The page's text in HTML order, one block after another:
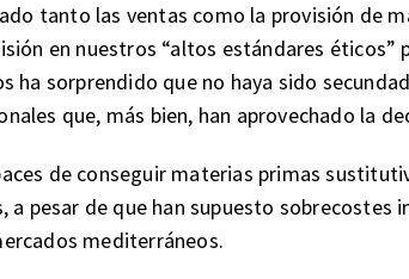
tanto las ventas como la provisión de
en nuestros “altos estándares éticos”
ha sorprendido que no haya sido
que, más bien, han aprovechado la
de conseguir materias primas
a pesar de que han supuesto sobrecostes
mediterráneos.